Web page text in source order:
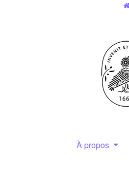
À propos